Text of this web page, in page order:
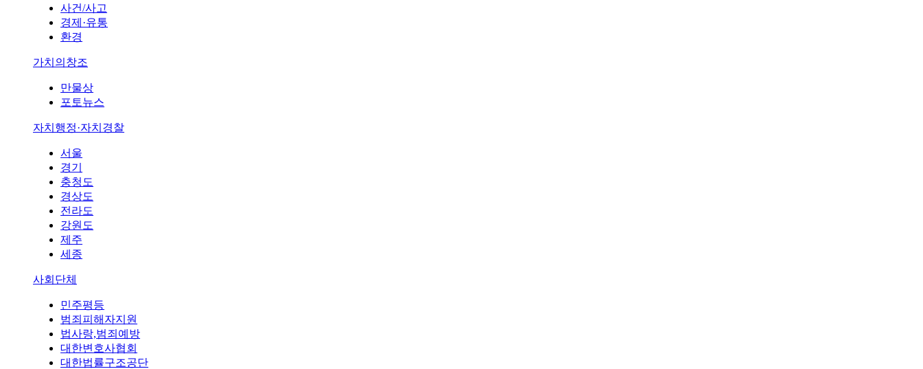
사건/사고
경제·유통
환경
가치의창조
만물상
포토뉴스
자치행정·자치경찰
서울
경기
충청도
경상도
전라도
강원도
제주
세종
사회단체
민주평등
범죄피해자지원
법사랑,범죄예방
대한변호사협회
대한법률구조공단